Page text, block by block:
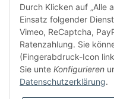
Durch Klicken auf „Alle
Einsatz folgender
Vimeo, ReCaptcha,
Ratenzahlung. Sie
(Fingerabdruck-Icon
Sie unte Konfigurieren
Datenschutzerklärung.